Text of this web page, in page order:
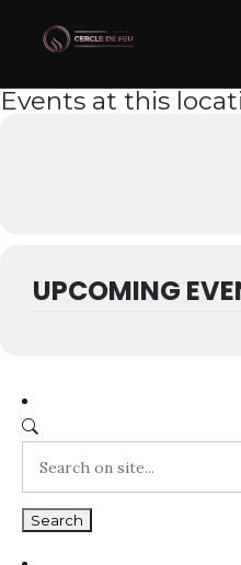
Events at this
UPCOMING